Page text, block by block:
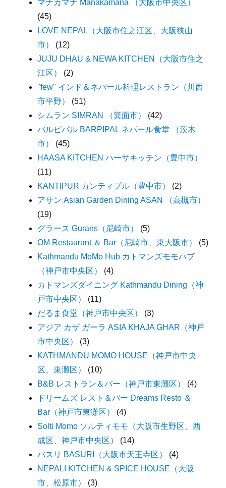
マナカマナ Manakamana （大阪市中央区）
(45)
LOVE NEPAL（大阪市住之江区、大阪狭山
市）
(12)
JUJU DHAU & NEWA KITCHEN（大阪市住之
江区）
(2)
"few" インド＆ネパール料理レストラン（川西
市平野）
(51)
シムラン SIMRAN （箕面市）
(42)
バルピパル BARPIPAL ネパール食堂 （茨木
市）
(45)
HAASA KITCHEN ハーサキッチン（豊中市）
(11)
KANTIPUR カンティプル（豊中市）
(2)
アサン Asian Garden Dining ASAN （高槻市）
(19)
グラース Gurans（尼崎市）
(5)
OM Restaurant ＆ Bar（尼崎市、東大阪市）
(5)
Kathmandu MoMo Hub カトマンズモモハブ
（神戸市中央区）
(4)
カトマンズダイニング Kathmandu Dining（神
戸市中央区）
(11)
だるま食堂（神戸市中央区）
(3)
アジア カザ ガーラ ASIA KHAJA GHAR（神戸
市中央区）
(3)
KATHMANDU MOMO HOUSE（神戸市中央
区、東灘区）
(10)
B&B レストラン＆バー（神戸市東灘区）
(4)
ドリームズ レスト＆バー Dreams Resto ＆
Bar（神戸市東灘区）
(4)
Solti Momo ソルティモモ（大阪市生野区、西
成区、神戸市中央区）
(14)
バスリ BASURI（大阪市天王寺区）
(4)
NEPALI KITCHEN & SPICE HOUSE（大阪
市、松原市）
(3)